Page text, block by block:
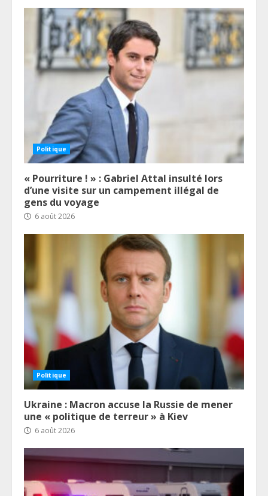
Politique
« Pourriture ! » : Gabriel Attal insulté lors
d’une visite sur un campement illégal de
gens du voyage
6 août 2026
Politique
Ukraine : Macron accuse la Russie de mener
une « politique de terreur » à Kiev
6 août 2026